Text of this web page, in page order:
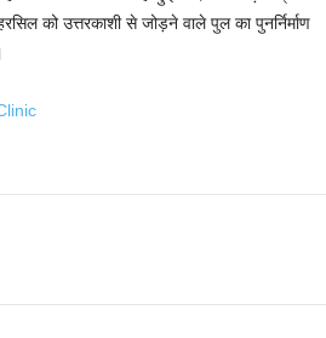
को उत्तरकाशी से जोड़ने वाले पुल का पुनर्निर्माण